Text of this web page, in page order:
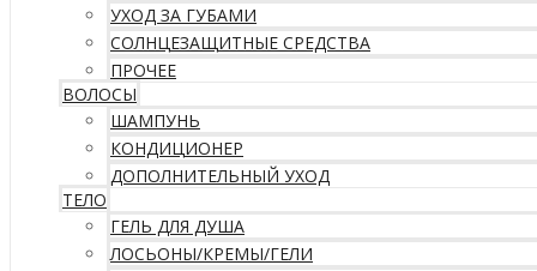
УХОД ЗА ГУБАМИ
СОЛНЦЕЗАЩИТНЫЕ СРЕДСТВА
ПРОЧЕЕ
ВОЛОСЫ
ШАМПУНЬ
КОНДИЦИОНЕР
ДОПОЛНИТЕЛЬНЫЙ УХОД
ТЕЛО
ГЕЛЬ ДЛЯ ДУША
ЛОСЬОНЫ/КРЕМЫ/ГЕЛИ